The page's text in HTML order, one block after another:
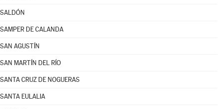
SALDÓN
SAMPER DE CALANDA
SAN AGUSTÍN
SAN MARTÍN DEL RÍO
SANTA CRUZ DE NOGUERAS
SANTA EULALIA